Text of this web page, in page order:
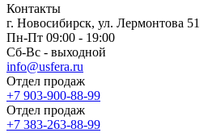
Контакты
г. Новосибирск, ул. Лермонтова 51
Пн-Пт 09:00 - 19:00
Сб-Вс - выходной
info@usfera.ru
Отдел продаж
+7 903-900-88-99
Отдел продаж
+7 383-263-88-99